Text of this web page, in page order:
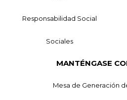
Responsabilidad Social
Sociales
MANTÉNGASE
Mesa de Generación